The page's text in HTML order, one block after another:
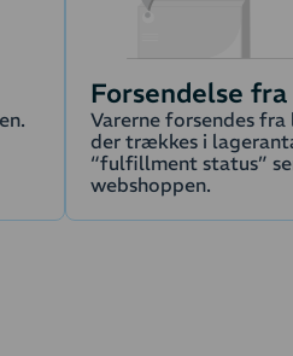
Forsendelse
Varerne forsendes
der trækkes i
“fulfillment status”
webshoppen.